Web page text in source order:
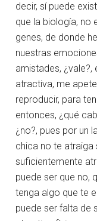
decir, sí puede
que la biología, no
genes, de donde
nuestras
amistades, ¿vale?,
atractiva, me
reproducir, para
entonces, ¿qué
¿no?, pues por un
chica no te atraiga
suficientemente
puede ser que no,
tenga algo que te
puede ser falta de